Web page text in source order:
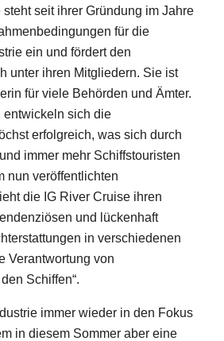
seit ihrer Gründung im Jahre
für die
ein und fördert den
unter ihren Mitgliedern. Sie ist
für viele Behörden und Ämter.
entwickeln sich die
erfolgreich, was sich durch
immer mehr Schiffstouristen
nun veröffentlichten
die IG River Cruise ihren
und lückenhaft
in verschiedenen
Verantwortung von
Schiffen“.
immer wieder in den Fokus
in diesem Sommer aber eine